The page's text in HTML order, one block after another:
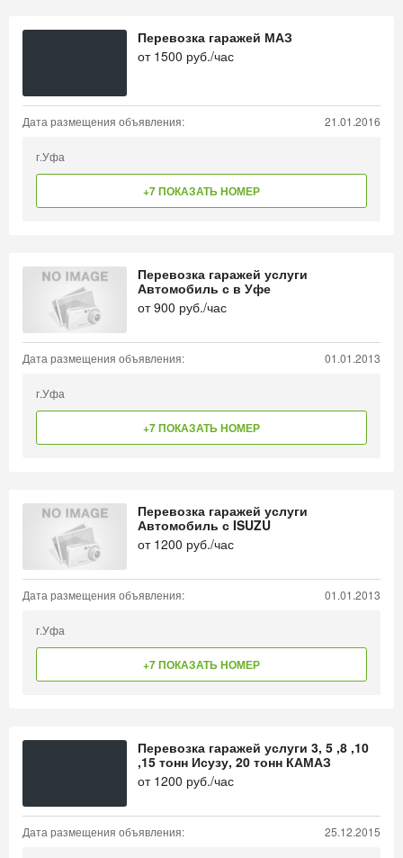
Перевозка гаражей МАЗ
от 1500 руб./час
Дата размещения объявления: 21.01.2016
г.Уфа
+7 ПОКАЗАТЬ НОМЕР
Перевозка гаражей услуги
Автомобиль с в Уфе
от900 руб./час
Дата размещения объявления: 01.01.2013
г.Уфа
+7 ПОКАЗАТЬ НОМЕР
Перевозка гаражей услуги
Автомобиль с ISUZU
от 1200 руб./час
Дата размещения объявления: 01.01.2013
г.Уфа
+7 ПОКАЗАТЬ НОМЕР
Перевозка гаражей услуги 3, 5 ,8 ,10
,15 тонн Исузу, 20 тонн КАМАЗ
от 1200 руб./час
Дата размещения объявления: 25.12.2015